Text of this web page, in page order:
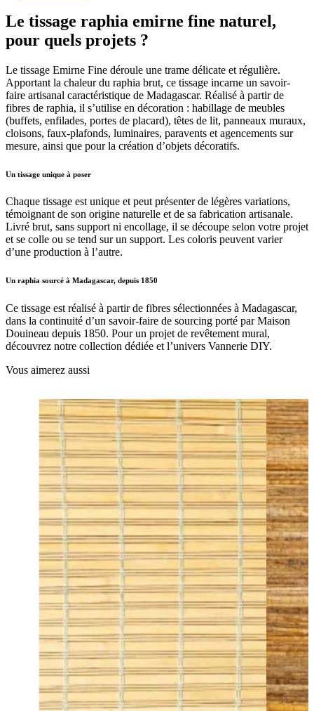
Le tissage raphia emirne fine naturel,
pour quels projets ?
Le tissage Emirne Fine déroule une trame délicate et régulière.
Apportant la chaleur du raphia brut, ce tissage incarne un savoir-
faire artisanal caractéristique de Madagascar. Réalisé à partir de
fibres de raphia, il s’utilise en décoration : habillage de meubles
(buffets, enfilades, portes de placard), têtes de lit, panneaux muraux,
cloisons, faux-plafonds, luminaires, paravents et agencements sur
mesure, ainsi que pour la création d’objets décoratifs.
Un tissage unique à poser
Chaque tissage est unique et peut présenter de légères variations,
témoignant de son origine naturelle et de sa fabrication artisanale.
Livré brut, sans support ni encollage, il se découpe selon votre projet
et se colle ou se tend sur un support. Les coloris peuvent varier
d’une production à l’autre.
Un raphia sourcé à Madagascar, depuis 1850
Ce tissage est réalisé à partir de fibres sélectionnées à Madagascar,
dans la continuité d’un savoir-faire de sourcing porté par Maison
Douineau depuis 1850. Pour un projet de revêtement mural,
découvrez notre collection dédiée et l’univers Vannerie DIY.
Vous aimerez aussi